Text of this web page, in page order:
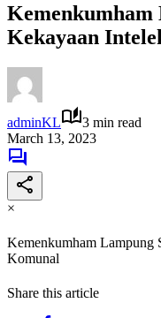
Kemenkumham
Kekayaan
adminKL
3 min read
March 13, 2023
×
Kemenkumham Lampung
Komunal
Share this article